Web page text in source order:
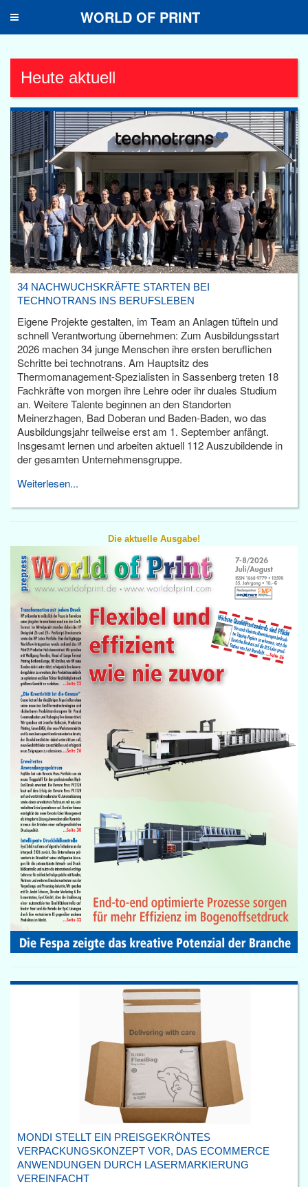
Toggle
WORLD OF PRINT
Heute aktuell
34 NACHWUCHSKRÄFTE STARTEN BEI
TECHNOTRANS INS BERUFSLEBEN
Eigene Projekte gestalten, im Team an Anlagen tüfteln und
schnell Verantwortung übernehmen: Zum Ausbildungsstart
2026 machen 34 junge Menschen ihre ersten beruflichen
Schritte bei technotrans. Am Hauptsitz des
Thermomanagement-Spezialisten in Sassenberg treten 18
Fachkräfte von morgen ihre Lehre oder ihr duales Studium
an. Weitere Talente beginnen an den Standorten
Meinerzhagen, Bad Doberan und Baden-Baden, wo das
Ausbildungsjahr teilweise erst am 1. September anfängt.
Insgesamt lernen und arbeiten aktuell 112 Auszubildende in
der gesamten Unternehmensgruppe.
Weiterlesen...
Die aktuelle Ausgabe!
MONDI STELLT EIN PREISGEKRÖNTES
VERPACKUNGSKONZEPT VOR, DAS ECOMMERCE
ANWENDUNGEN DURCH LASERMARKIERUNG
VEREINFACHT